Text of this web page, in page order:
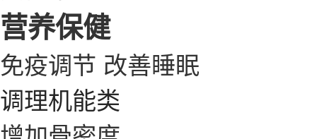
营养保健
免疫调节 改善睡眠
调理机能类